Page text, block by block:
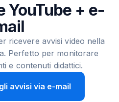
YouTube + e-
ricevere avvisi video nella
Perfetto per monitorare
e contenuti didattici.
avvisi via e-mail